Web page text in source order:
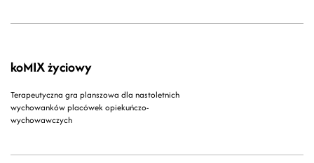
koMIX życiowy
Terapeutyczna gra planszowa dla nastoletnich
wychowanków placówek opiekuńczo-
wychowawczych